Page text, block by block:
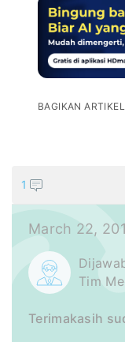
BAGIKAN
1
March 22,
Tim
Terimakasih